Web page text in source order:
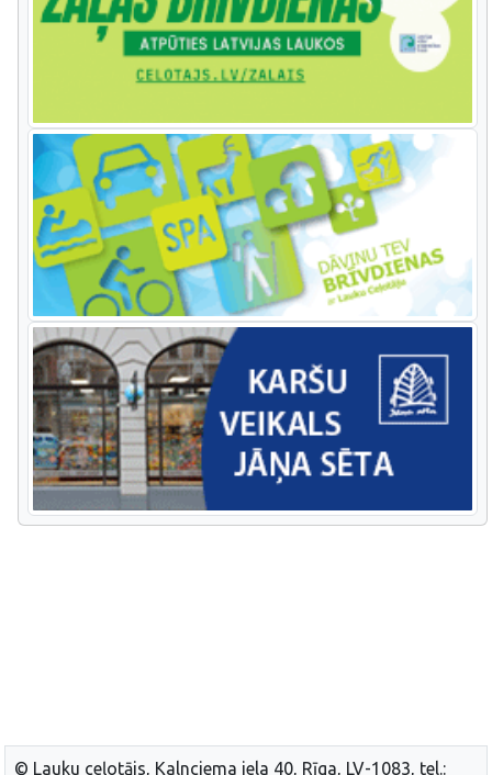
© Lauku ceļotājs, Kalnciema iela 40, Rīga, LV-1083, tel.: